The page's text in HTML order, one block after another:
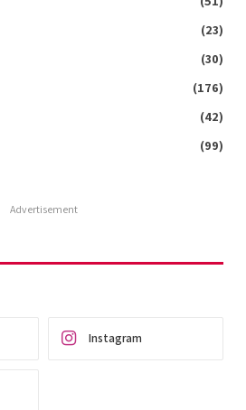
(23)
(30)
(176)
(42)
(99)
Advertisement
Instagram